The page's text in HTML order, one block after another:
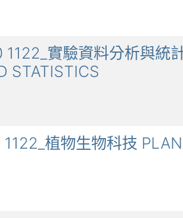
實驗資料分析與統
STATISTICS
植物生物科技